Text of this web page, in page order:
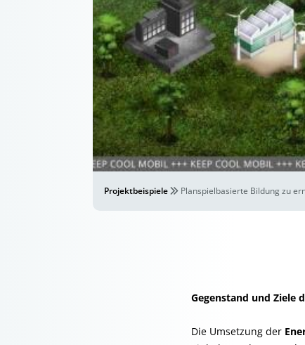
Projektbeispiele Planspielbasierte Bildung zu
Gegenstand und Ziele
Die Umsetzung der